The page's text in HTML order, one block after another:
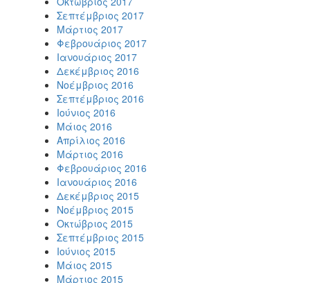
Σεπτέμβριος 2017
Μάρτιος 2017
Φεβρουάριος 2017
Ιανουάριος 2017
Δεκέμβριος 2016
Νοέμβριος 2016
Σεπτέμβριος 2016
Ιούνιος 2016
Μάιος 2016
Απρίλιος 2016
Μάρτιος 2016
Φεβρουάριος 2016
Ιανουάριος 2016
Δεκέμβριος 2015
Νοέμβριος 2015
Οκτώβριος 2015
Σεπτέμβριος 2015
Ιούνιος 2015
Μάιος 2015
Μάρτιος 2015